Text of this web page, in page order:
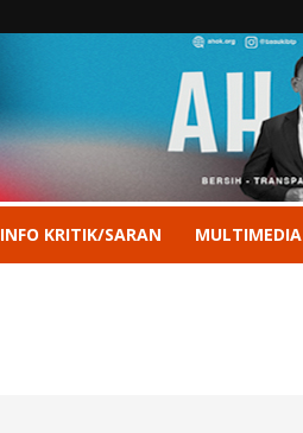
INFO KRITIK/SARAN MULTIMEDIA